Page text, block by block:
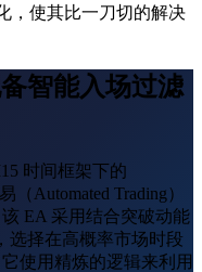
，使其比一刀切的解决
智能入场过滤
时间框架下的
Automated Trading）
EA 采用结合突破动能
选择在高概率市场时段
使用精炼的逻辑来利用